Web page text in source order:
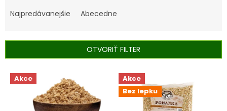
e
p
o
Najpredávanejšie
Abecedne
OTVORIŤ FILTER
V Akce
Akce
Bez lepku